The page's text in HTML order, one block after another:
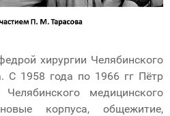
хирургии Челябинского
С 1958 года по 1966 гг Пётр
медицинского
корпуса, общежитие,